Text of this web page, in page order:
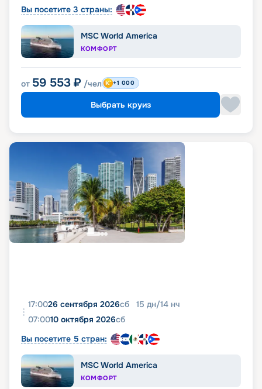
Вы посетите 3 страны:
MSC World America
КОМФОРТ
от 59 553 ₽ /чел +1 000
Выбрать круиз
17:0026 сентября 2026сб 15 дн/14 нч
07:0010 октября 2026сб
Вы посетите 5 стран:
MSC World America
КОМФОРТ